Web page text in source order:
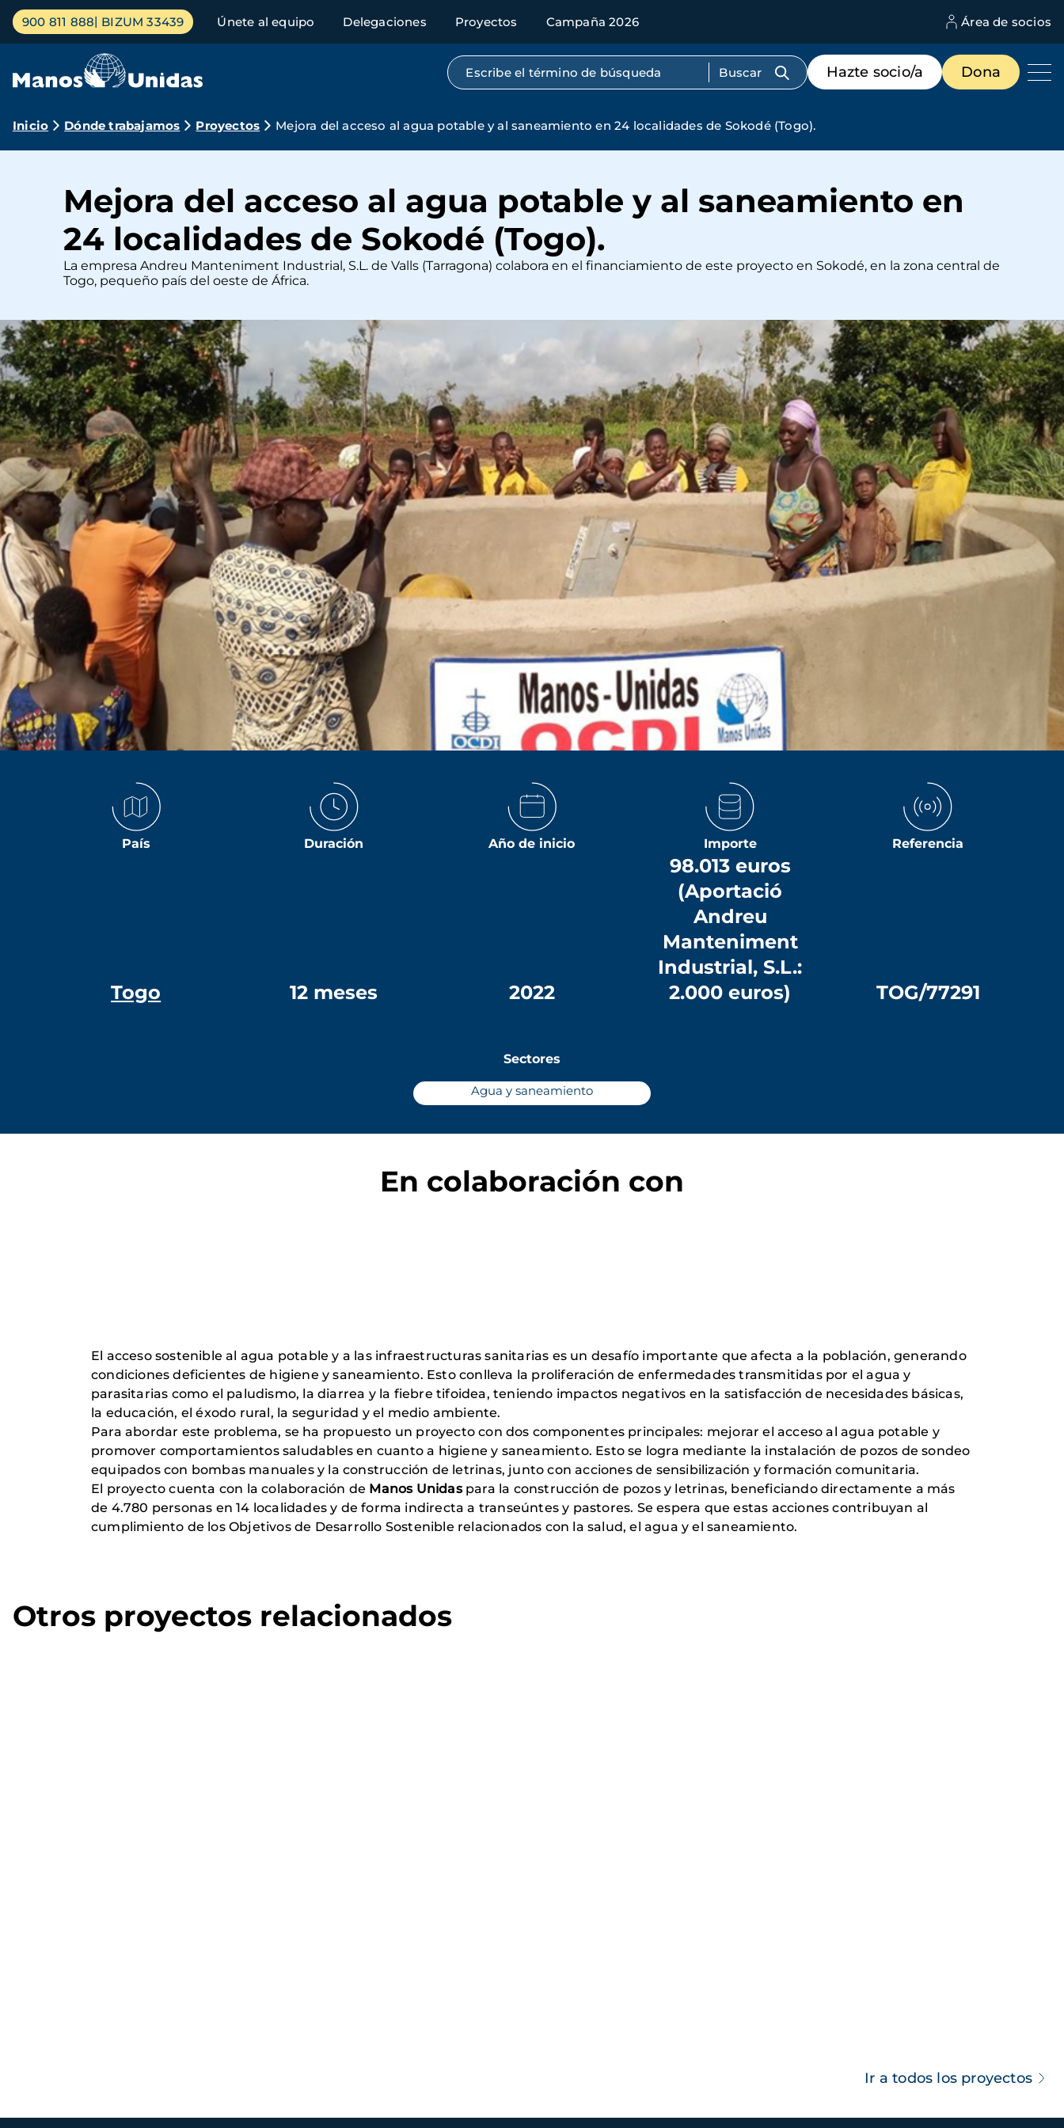
Pasar
contenido
Menú
principal
900 811 888 BIZUM 33439 Únete al equipo Delegaciones Proyectos Campaña 2026 Área de socios
Búsqueda por texto completo
Menú
de
destacados
Hazte socio/a Dona
Ruta
navegación
Inicio Dónde trabajamos Proyectos Mejora del acceso al agua potable y al saneamiento en 24 localidades de Sokodé (Togo).
Mejora del acceso al agua potable y al saneamiento en
24 localidades de Sokodé (Togo).
La empresa Andreu Manteniment Industrial, S.L. de Valls (Tarragona) colabora en el financiamiento de este proyecto en Sokodé, en la zona central de
Togo, pequeño país del oeste de África.
País
Togo
Duración
12 meses
Año de inicio
2022
Importe
98.013 euros
(Aportació
Andreu
Manteniment
Industrial, S.L.:
2.000 euros)
Referencia
TOG/77291
Sectores
Agua y saneamiento
En colaboración con
El acceso sostenible al agua potable y a las infraestructuras sanitarias es un desafío importante que afecta a la población, generando
condiciones deficientes de higiene y saneamiento. Esto conlleva la proliferación de enfermedades transmitidas por el agua y
parasitarias como el paludismo, la diarrea y la fiebre tifoidea, teniendo impactos negativos en la satisfacción de necesidades básicas,
la educación, el éxodo rural, la seguridad y el medio ambiente.
Para abordar este problema, se ha propuesto un proyecto con dos componentes principales: mejorar el acceso al agua potable y
promover comportamientos saludables en cuanto a higiene y saneamiento. Esto se logra mediante la instalación de pozos de sondeo
equipados con bombas manuales y la construcción de letrinas, junto con acciones de sensibilización y formación comunitaria.
El proyecto cuenta con la colaboración de Manos Unidaspara la construcción de pozos y letrinas, beneficiando directamente a más
de 4.780 personas en 14 localidades y de forma indirecta a transeúntes y pastores. Se espera que estas acciones contribuyan al
cumplimiento de los Objetivos de Desarrollo Sostenible relacionados con la salud, el agua y el saneamiento.
Otros proyectos relacionados
Ir a todos los proyectos